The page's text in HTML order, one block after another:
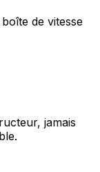
de vitesse
jamais